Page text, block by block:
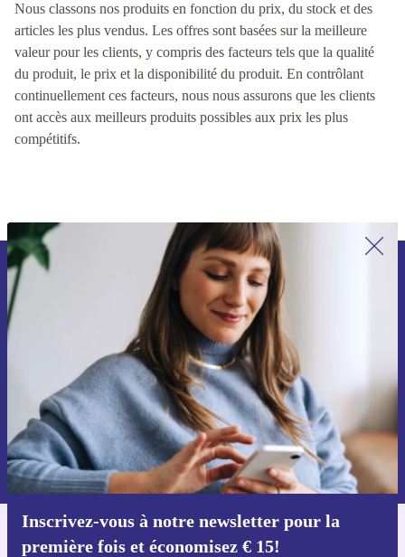
Nous classons nos produits en fonction du prix, du stock et des
articles les plus vendus. Les offres sont basées sur la meilleure
valeur pour les clients, y compris des facteurs tels que la qualité
du produit, le prix et la disponibilité du produit. En contrôlant
continuellement ces facteurs, nous nous assurons que les clients
ont accès aux meilleurs produits possibles aux prix les plus
compétitifs.
Inscrivez-vous à notre newsletter pour la
première fois et économisez € 15!
Inscrivez-vous à notre newsletter pour
la première fois et économisez 15 € !
Ne manquez plus aucune offre.
Voucher aanvragen
Retrouvez les informations sur l'utilisation des données personnelles
dans notrepolitique de confidentialité.
Téléchargez l'application refurbed